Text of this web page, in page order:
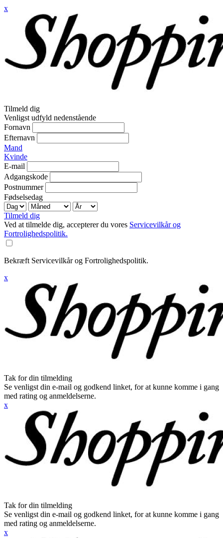
x
Tilmeld dig
Venligst udfyld nedenstående
Fornavn
Efternavn
Mand
Kvinde
E-mail
Adgangskode
Postnummer
Fødselsedag
Tilmeld dig
Ved at tilmelde dig, accepterer du vores Servicevilkår og
Fortrolighedspolitik.
Bekræft Servicevilkår og Fortrolighedspolitik.
x
Tak for din tilmelding
Se venligst din e-mail og godkend linket, for at kunne komme i gang
med rating og anmeldelserne.
x
Tak for din tilmelding
Se venligst din e-mail og godkend linket, for at kunne komme i gang
med rating og anmeldelserne.
x